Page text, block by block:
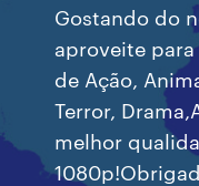
Gostando do
aproveite para
de Ação,
Terror,
melhor